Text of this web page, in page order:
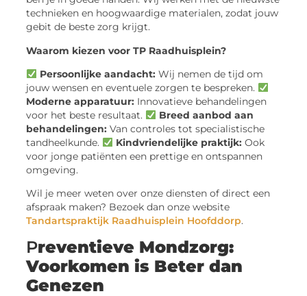
technieken en hoogwaardige materialen, zodat jouw
gebit de beste zorg krijgt.
Waarom kiezen voor TP Raadhuisplein?
Persoonlijke aandacht:Wij nemen de tijd om
jouw wensen en eventuele zorgen te bespreken.
Moderne apparatuur: Innovatieve behandelingen
voor het beste resultaat.
Breed aanbod aan
behandelingen: Van controles tot specialistische
tandheelkunde.
Kindvriendelijke praktijk:Ook
voor jonge patiënten een prettige en ontspannen
omgeving.
Wil je meer weten over onze diensten of direct een
afspraak maken? Bezoek dan onze website
Tandartspraktijk Raadhuisplein Hoofddorp.
Preventieve Mondzorg:
Voorkomen is Beter dan
Genezen